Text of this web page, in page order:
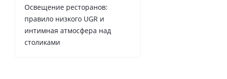
Освещение ресторанов:
правило низкого UGR и
интимная атмосфера над
столиками